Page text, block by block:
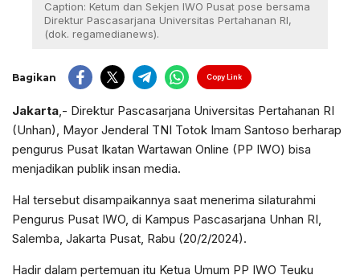
Caption: Ketum dan Sekjen IWO Pusat pose bersama
Direktur Pascasarjana Universitas Pertahanan RI,
(dok. regamedianews).
Bagikan Copy Link
Jakarta,- Direktur Pascasarjana Universitas Pertahanan RI
(Unhan), Mayor Jenderal TNI Totok Imam Santoso berharap
pengurus Pusat Ikatan Wartawan Online (PP IWO) bisa
menjadikan publik insan media.
Hal tersebut disampaikannya saat menerima silaturahmi
Pengurus Pusat IWO, di Kampus Pascasarjana Unhan RI,
Salemba, Jakarta Pusat, Rabu (20/2/2024).
Hadir dalam pertemuan itu Ketua Umum PP IWO Teuku